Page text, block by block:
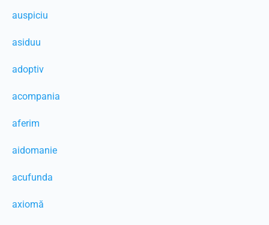
auspiciu
asiduu
adoptiv
acompania
aferim
aidomanie
acufunda
axiomă